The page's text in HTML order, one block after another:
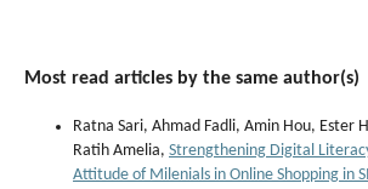
Most read articles by the same author(s)
Ratna Sari, Ahmad Fadli, Amin Hou, Ester
Ratih Amelia, Strengthening Digital
Attitude of Milenials in Online Shopping in